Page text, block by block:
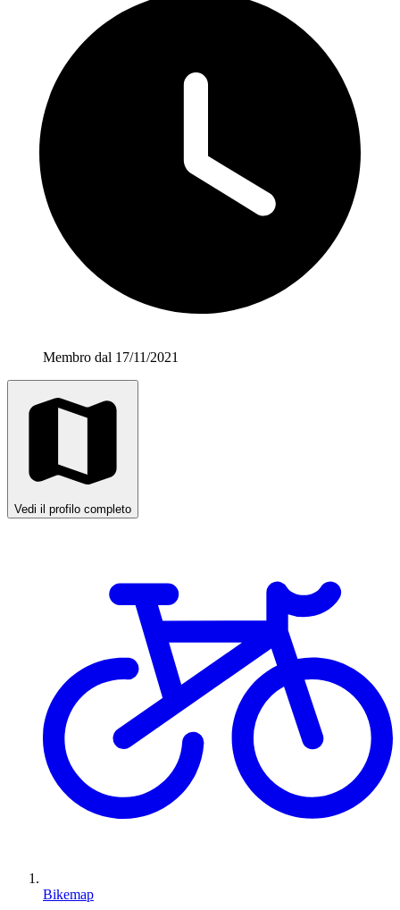
Membro dal 17/11/2021
Vedi il profilo completo
Bikemap